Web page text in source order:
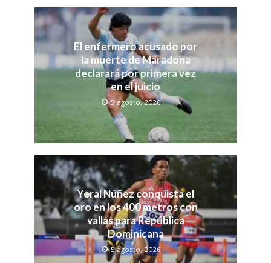
El enfermero acusado por
la muerte de Maradona
declarará por primera vez
en el juicio
5 agosto, 2026
Yeral Núñez conquista el
oro en los 400 metros con
vallas para República
Dominicana
5 agosto, 2026